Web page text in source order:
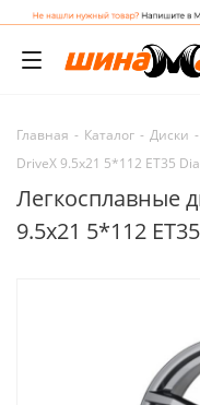
Главная - Каталог - Диски -
DriveX 9.5x21 5*112 ET35
Легкосплавные
9.5x21 5*112